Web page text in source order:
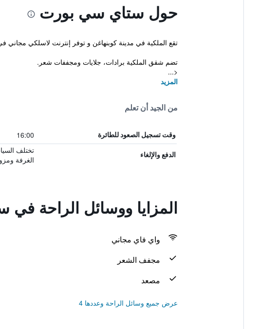
حول ستاي سي بورت
تقع الملكية في مدينة كوبنهاغن و توفر إنترنت لاسلكي
تضم شقق الملكية برادات، جلايات ومجففات شعر.
<...
المزيد
من الجيد أن تعلم
وقت تسجيل الصعود للطائرة 16:00
الدفع والإلغاء
تختلف
الغرفة
المزايا ووسائل الراحة
واي فاي مجاني
مجفف الشعر
مصعد
عرض جميع وسائل الراحة وعددها 4